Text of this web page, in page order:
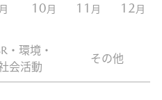
10月 11 月 12月
・環境・
会活動
その他